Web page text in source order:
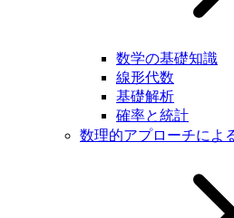
数学の基礎知識
線形代数
基礎解析
確率と統計
数理的アプローチによ